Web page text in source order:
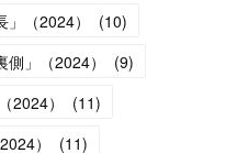
（2024）
(10)
」（2024）
(9)
2024）
(11)
）
(11)